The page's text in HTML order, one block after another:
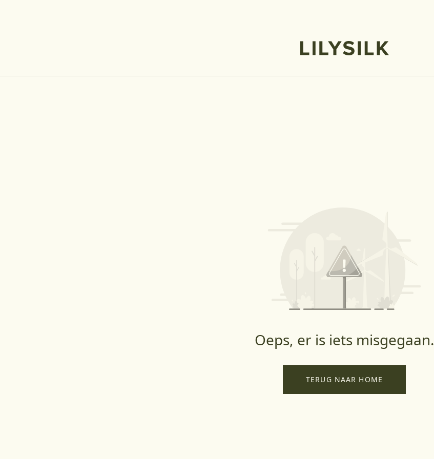
Oeps, er is iets misgegaan.
TERUG NAAR HOME